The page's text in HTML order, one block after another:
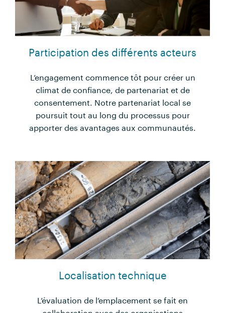
Participation des différents acteurs
L’engagement commence tôt pour créer un
climat de confiance, de partenariat et de
consentement. Notre partenariat local se
poursuit tout au long du processus pour
apporter des avantages aux communautés.
Localisation technique
L’évaluation de l’emplacement se fait en